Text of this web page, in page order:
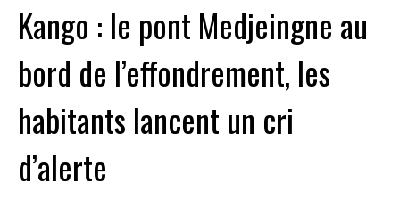
Kango : le pont Medjeingne au
bord de l’effondrement, les
habitants lancent un cri
d’alerte